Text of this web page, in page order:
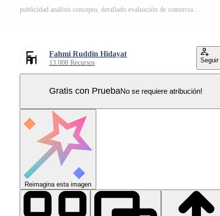
Fahmi Ruddin Hidayat
13.008 Recursos Seguir
Gratis con PruebaNo se requiere atribución!
Reimagina esta imagen